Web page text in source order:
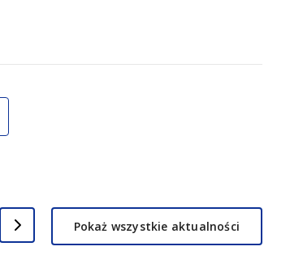
Pokaż wszystkie aktualności